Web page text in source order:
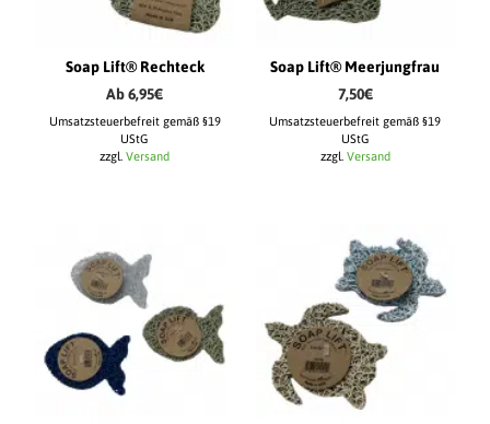
Soap Lift® Rechteck
Ab6,95€
Umsatzsteuerbefreit gemäß §19
UStG
zzgl.Versand
Soap Lift® Meerjungfrau
7,50€
Umsatzsteuerbefreit gemäß §19
UStG
zzgl. Versand